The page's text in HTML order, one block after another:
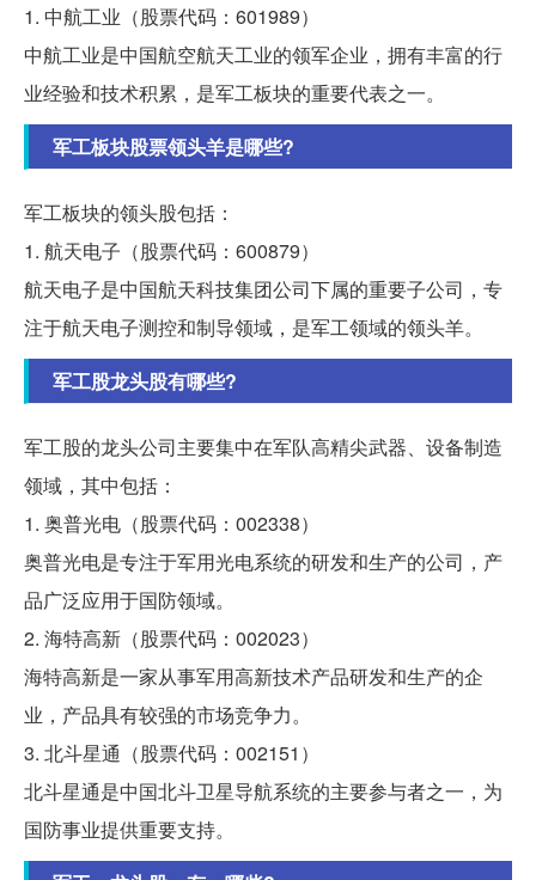
1. 中航工业（股票代码：601989）
中航工业是中国航空航天工业的领军企业，拥有丰富的行
业经验和技术积累，是军工板块的重要代表之一。
军工板块股票领头羊是哪些?
军工板块的领头股包括：
1. 航天电子（股票代码：600879）
航天电子是中国航天科技集团公司下属的重要子公司，专
注于航天电子测控和制导领域，是军工领域的领头羊。
军工股龙头股有哪些?
军工股的龙头公司主要集中在军队高精尖武器、设备制造
领域，其中包括：
1. 奥普光电（股票代码：002338）
奥普光电是专注于军用光电系统的研发和生产的公司，产
品广泛应用于国防领域。
2. 海特高新（股票代码：002023）
海特高新是一家从事军用高新技术产品研发和生产的企
业，产品具有较强的市场竞争力。
3. 北斗星通（股票代码：002151）
北斗星通是中国北斗卫星导航系统的主要参与者之一，为
国防事业提供重要支持。